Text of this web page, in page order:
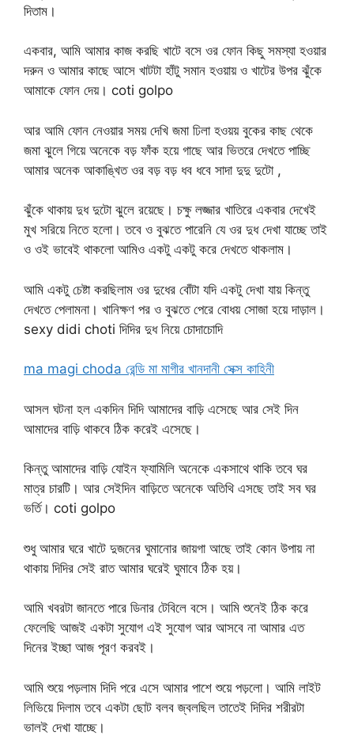
দিতাম।
একবার, আমি আমার কাজ করছি খাটে বসে ওর ফোন কিছু সমস্যা হওয়ার
দরুন ও আমার কাছে আসে খাটটা হাঁটু সমান হওয়ায় ও খাটের উপর ঝুঁকে
আমাকে ফোন দেয়। coti golpo
আর আমি ফোন নেওয়ার সময় দেখি জমা ঢিলা হওয়য় বুকের কাছ থেকে
জমা ঝুলে গিয়ে অনেকে বড় ফাঁক হয়ে গাছে আর ভিতরে দেখতে পাচ্ছি
আমার অনেক আকাঙ্খিত ওর বড় বড় ধব ধবে সাদা দুদু দুটো ,
ঝুঁকে থাকায় দুধ দুটো ঝুলে রয়েছে। চক্ষু লজ্জার খাতিরে একবার দেখেই
মুখ সরিয়ে নিতে হলো। তবে ও বুঝতে পারেনি যে ওর দুধ দেখা যাচ্ছে তাই
ও ওই ভাবেই থাকলো আমিও একটু একটু করে দেখতে থাকলাম।
আমি একটু চেষ্টা করছিলাম ওর দুধের বোঁটা যদি একটু দেখা যায় কিন্তু
দেখতে পেলামনা। খানিক্ষণ পর ও বুঝতে পেরে বোধয় সোজা হয়ে দাড়াল।
sexy didi choti দিদির দুধ নিয়ে চোদাচোদি
ma magi choda রেন্ডি মা মাগীর খানদানী সেক্স কাহিনী
আসল ঘটনা হল একদিন দিদি আমাদের বাড়ি এসেছে আর সেই দিন
আমাদের বাড়ি থাকবে ঠিক করেই এসেছে।
কিন্তু আমাদের বাড়ি যোইন ফ্যামিলি অনেকে একসাথে থাকি তবে ঘর
মাত্র চারটি। আর সেইদিন বাড়িতে অনেকে অতিথি এসছে তাই সব ঘর
ভর্তি। coti golpo
শুধু আমার ঘরে খাটে দুজনের ঘুমানোর জায়গা আছে তাই কোন উপায় না
থাকায় দিদির সেই রাত আমার ঘরেই ঘুমাবে ঠিক হয়।
আমি খবরটা জানতে পারে ডিনার টেবিলে বসে। আমি শুনেই ঠিক করে
ফেলেছি আজই একটা সুযোগ এই সুযোগ আর আসবে না আমার এত
দিনের ইচ্ছা আজ পূরণ করবই।
আমি শুয়ে পড়লাম দিদি পরে এসে আমার পাশে শুয়ে পড়লো। আমি লাইট
লিভিয়ে দিলাম তবে একটা ছোট বলব জ্বলছিল তাতেই দিদির শরীরটা
ভালই দেখা যাচ্ছে।